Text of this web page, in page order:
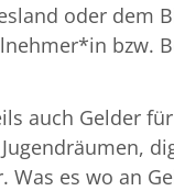
oder dem
bzw.
auch Gelder
Was es wo an